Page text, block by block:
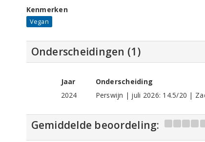
Kenmerken
Vegan
Onderscheidingen (1)
Jaar
Onderscheiding
2024
Perswijn | juli 2026: 14.5/20 |
Gemiddelde beoordeling: